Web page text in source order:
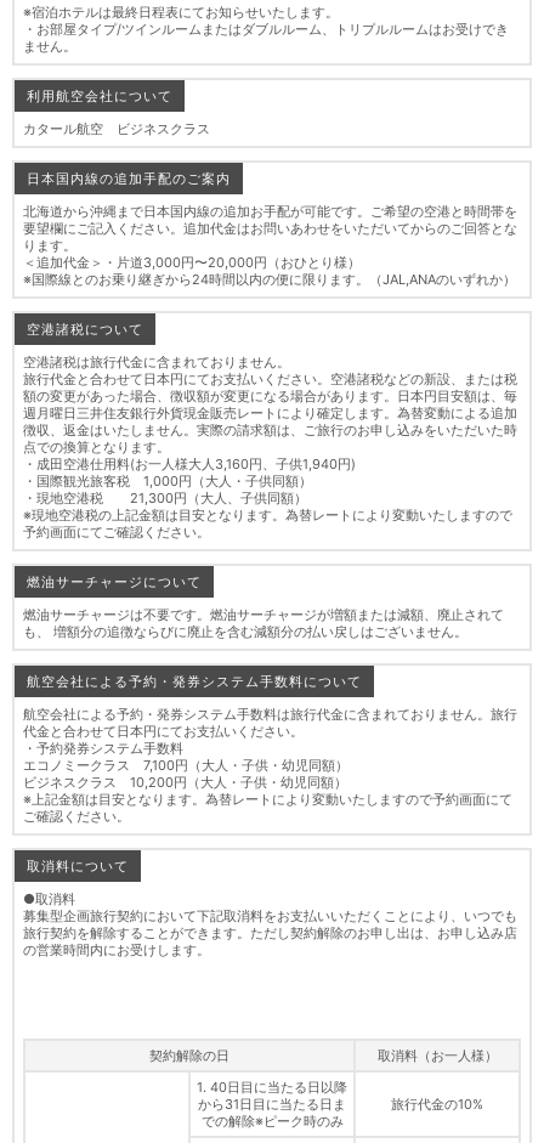
※宿泊ホテルは最終日程表にてお知らせいたします。
・お部屋タイプ/ツインルームまたはダブルルーム、トリプルルームはお受けでき
ません。
利用航空会社について
カタール航空 ビジネスクラス
日本国内線の追加手配のご案内
北海道から沖縄まで日本国内線の追加お手配が可能です。ご希望の空港と時間帯を
要望欄にご記入ください。追加代金はお問いあわせをいただいてからのご回答とな
ります。
＜追加代金＞・片道3,000円〜20,000円（おひとり様）
※国際線とのお乗り継ぎから24時間以内の便に限ります。（JAL,ANAのいずれか）
空港諸税について
空港諸税は旅行代金に含まれておりません。
旅行代金と合わせて日本円にてお支払いください。空港諸税などの新設、または税
額の変更があった場合、徴収額が変更になる場合があります。日本円目安額は、毎
週月曜日三井住友銀行外貨現金販売レートにより確定します。為替変動による追加
徴収、返金はいたしません。実際の請求額は、ご旅行のお申し込みをいただいた時
点での換算となります。
・成田空港仕用料(お一人様大人3,160円、子供1,940円)
・国際観光旅客税 1,000円（大人・子供同額）
・現地空港税 21,300円（大人、子供同額）
※現地空港税の上記金額は目安となります。為替レートにより変動いたしますので
予約画面にてご確認ください。
燃油サーチャージについて
燃油サーチャージは不要です。燃油サーチャージが増額または減額、廃止されて
も、 増額分の追徴ならびに廃止を含む減額分の払い戻しはございません。
航空会社による予約・発券システム手数料について
航空会社による予約・発券システム手数料は旅行代金に含まれておりません。旅行
代金と合わせて日本円にてお支払いください。
・予約発券システム手数料
エコノミークラス 7,100円（大人・子供・幼児同額）
ビジネスクラス 10,200円（大人・子供・幼児同額）
※上記金額は目安となります。為替レートにより変動いたしますので予約画面にて
ご確認ください。
取消料について
●取消料
募集型企画旅行契約において下記取消料をお支払いいただくことにより、いつでも
旅行契約を解除することができます。ただし契約解除のお申し出は、お申し込み店
の営業時間内にお受けします。
契約解除の日 取消料（お一人様）
1. 40日目に当たる日以降
から31日目に当たる日ま
での解除※ピーク時のみ
旅行代金の10%